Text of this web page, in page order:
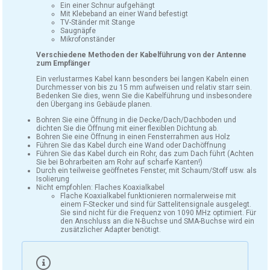
Ein einer Schnur aufgehängt
Mit Klebeband an einer Wand befestigt
TV-Ständer mit Stange
Saugnäpfe
Mikrofonständer
Verschiedene Methoden der Kabelführung von der Antenne
zum Empfänger
Ein verlustarmes Kabel kann besonders bei langen Kabeln einen
Durchmesser von bis zu 15 mm aufweisen und relativ starr sein.
Bedenken Sie dies, wenn Sie die Kabelführung und insbesondere
den Übergang ins Gebäude planen.
Bohren Sie eine Öffnung in die Decke/Dach/Dachboden und
dichten Sie die Öffnung mit einer flexiblen Dichtung ab.
Bohren Sie eine Öffnung in einen Fensterrahmen aus Holz
Führen Sie das Kabel durch eine Wand oder Dachöffnung
Führen Sie das Kabel durch ein Rohr, das zum Dach führt (Achten
Sie bei Bohrarbeiten am Rohr auf scharfe Kanten!)
Durch ein teilweise geöffnetes Fenster, mit Schaum/Stoff usw. als
Isolierung
Nicht empfohlen: Flaches Koaxialkabel
Flache Koaxialkabel funktionieren normalerweise mit
einem F-Stecker und sind für Sattelitensignale ausgelegt.
Sie sind nicht für die Frequenz von 1090 MHz optimiert. Für
den Anschluss an die N-Buchse und SMA-Buchse wird ein
zusätzlicher Adapter benötigt.